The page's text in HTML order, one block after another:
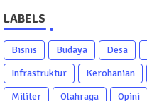
LABELS
Bisnis Budaya Desa
Infrastruktur
Kerohanian
Militer
Olahraga Opini